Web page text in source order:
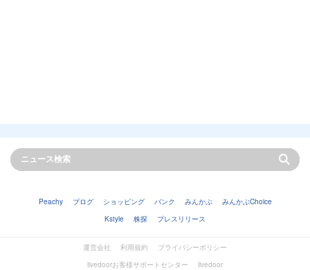
Peachy ブログ ショッピング バンク みんかぶ
みんかぶChoice
Kstyle
株探 プレスリリース
運営会社 利用規約
プライバシーポリシー
livedoorお客様サポートセンター
livedoor